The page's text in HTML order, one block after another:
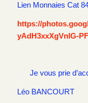
Lien Monnaies Cat
https://
yAdH3xxXgVnlG-
Je vous prie
Léo BANCOURT